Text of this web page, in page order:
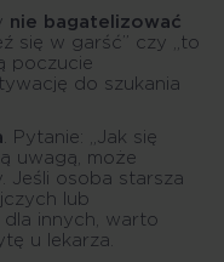
nie bagatelizować
się w garść” czy „to
poczucie
do szukania
. Pytanie: „Jak się
uwagą, może
Jeśli osoba starsza
lub
dla innych, warto
u lekarza.